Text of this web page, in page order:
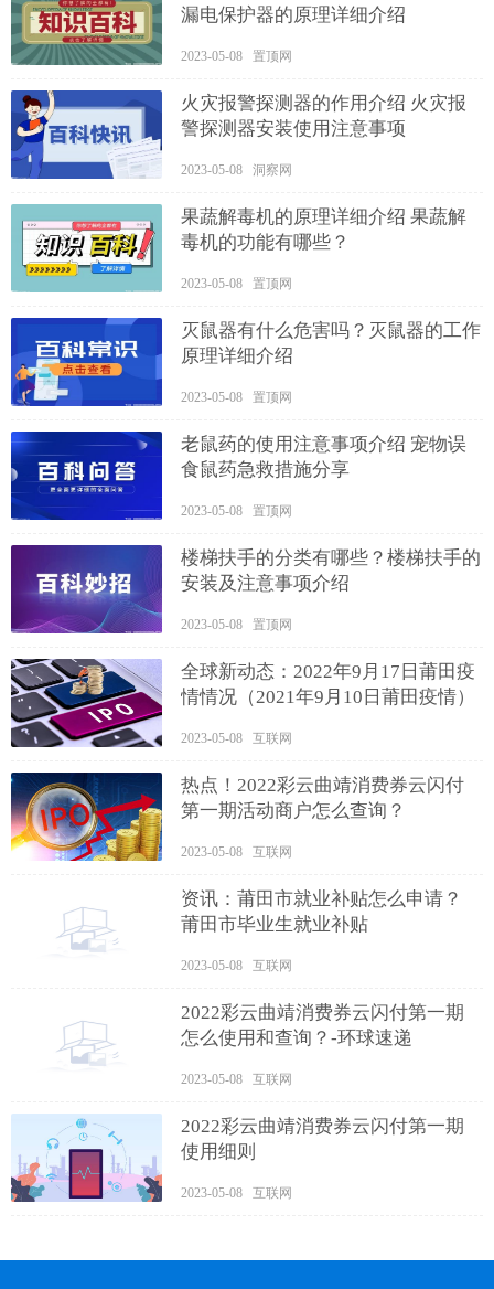
漏电保护器的原理详细介绍
2023-05-08 置顶网
火灾报警探测器的作用介绍 火灾报
警探测器安装使用注意事项
2023-05-08 洞察网
果蔬解毒机的原理详细介绍 果蔬解
毒机的功能有哪些？
2023-05-08 置顶网
灭鼠器有什么危害吗？灭鼠器的工作
原理详细介绍
2023-05-08 置顶网
老鼠药的使用注意事项介绍 宠物误
食鼠药急救措施分享
2023-05-08 置顶网
楼梯扶手的分类有哪些？楼梯扶手的
安装及注意事项介绍
2023-05-08 置顶网
全球新动态：2022年9月17日莆田疫
情情况（2021年9月10日莆田疫情）
2023-05-08 互联网
热点！2022彩云曲靖消费券云闪付
第一期活动商户怎么查询？
2023-05-08 互联网
资讯：莆田市就业补贴怎么申请？
莆田市毕业生就业补贴
2023-05-08 互联网
2022彩云曲靖消费券云闪付第一期
怎么使用和查询？-环球速递
2023-05-08 互联网
2022彩云曲靖消费券云闪付第一期
使用细则
2023-05-08 互联网